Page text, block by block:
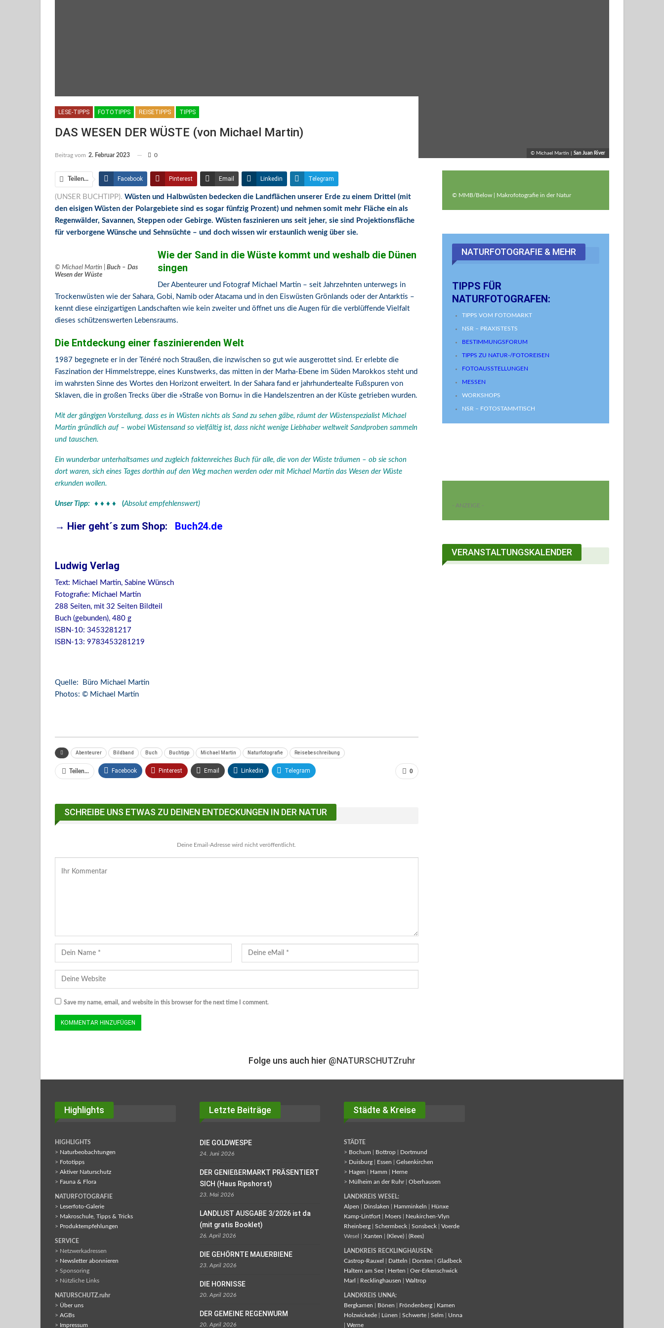
© Michael Martin | San Juan River
LESE-TIPPS FOTOTIPPS REISETIPPS TIPPS
DAS WESEN DER WÜSTE (von Michael Martin)
Beitrag vom 2. Februar 2023 0
Teilen... Facebook Pinterest Email Linkedin Telegram
Facebook Messenger
(UNSER BUCHTIPP). Wüsten und Halbwüsten bedecken die Landflächen unserer Erde zu einem Drittel (mit
den eisigen Wüsten der Polargebiete sind es sogar fünfzig Prozent) und nehmen somit mehr Fläche ein als
Regenwälder, Savannen, Steppen oder Gebirge. Wüsten faszinieren uns seit jeher, sie sind Projektionsfläche
für verborgene Wünsche und Sehnsüchte – und doch wissen wir erstaunlich wenig über sie.
© Michael Martin | Buch – Das
Wesen der Wüste
Wie der Sand in die Wüste kommt und weshalb die Dünen
singen
Der Abenteurer und Fotograf Michael Martin – seit Jahrzehnten unterwegs in
Trockenwüsten wie der Sahara, Gobi, Namib oder Atacama und in den Eiswüsten Grönlands oder der Antarktis –
kennt diese einzigartigen Landschaften wie kein zweiter und öffnet uns die Augen für die verblüffende Vielfalt
dieses schützenswerten Lebensraums.
Die Entdeckung einer faszinierenden Welt
1987 begegnete er in der Ténéré noch Straußen, die inzwischen so gut wie ausgerottet sind. Er erlebte die
Faszination der Himmelstreppe, eines Kunstwerks, das mitten in der Marha-Ebene im Süden Marokkos steht und
im wahrsten Sinne des Wortes den Horizont erweitert. In der Sahara fand er jahrhundertealte Fußspuren von
Sklaven, die in großen Trecks über die »Straße von Bornu« in die Handelszentren an der Küste getrieben wurden.
Mit der gängigen Vorstellung, dass es in Wüsten nichts als Sand zu sehen gäbe, räumt der Wüstenspezialist Michael
Martin gründlich auf – wobei Wüstensand so vielfältig ist, dass nicht wenige Liebhaber weltweit Sandproben sammeln
und tauschen.
Ein wunderbar unterhaltsames und zugleich faktenreiches Buch für alle, die von der Wüste träumen – ob sie schon
dort waren, sich eines Tages dorthin auf den Weg machen werden oder mit Michael Martin das Wesen der Wüste
erkunden wollen.
Unser Tipp: ♦ ♦ ♦ ♦ (Absolut empfehlenswert)
→ Hier geht´s zum Shop: Buch24.de
Ludwig Verlag
Text: Michael Martin, Sabine Wünsch
Fotografie: Michael Martin
288 Seiten, mit 32 Seiten Bildteil
Buch (gebunden), 480 g
ISBN-10: 3453281217
ISBN-13: 9783453281219
Quelle: Büro Michael Martin
Photos: © Michael Martin
Abenteurer Bildband Buch Buchtipp Michael Martin Naturfotografie Reisebeschreibung
0
Teilen... Facebook Pinterest Email Linkedin Telegram
SCHREIBE UNS ETWAS ZU DEINEN ENTDECKUNGEN IN DER NATUR
Deine Email-Adresse wird nicht veröffentlicht.
Save my name, email, and website in this browser for the next time I comment.
© MMB/Below | Makrofotografie in der Natur
NATURFOTOGRAFIE & MEHR
TIPPS FÜR
NATURFOTOGRAFEN:
TIPPS VOM FOTOMARKT
NSR – PRAXISTESTS
BESTIMMUNGSFORUM
TIPPS ZU NATUR-/FOTOREISEN
FOTOAUSSTELLUNGEN
MESSEN
WORKSHOPS
NSR – FOTOSTAMMTISCH
- ANZEIGE -
VERANSTALTUNGSKALENDER
Folge uns auch hier @NATURSCHUTZruhr
Highlights
HIGHLIGHTS
> Naturbeobachtungen
> Fototipps
> Aktiver Naturschutz
> Fauna & Flora
NATURFOTOGRAFIE
>
Leserfoto-Galerie
> Makroschule, Tipps & Tricks
> Produktempfehlungen
SERVICE
> Netzwerkadressen
> Newsletter abonnieren
> Sponsoring
> Nützliche Links
NATURSCHUTZ.ruhr
> Über uns
> AGBs
> Impressum
Letzte Beiträge
DIE GOLDWESPE
24. Juni 2026
DER GENIEßERMARKT PRÄSENTIERT
SICH (Haus Ripshorst)
23. Mai 2026
LANDLUST AUSGABE 3/2026 ist da
(mit gratis Booklet)
26. April 2026
DIE GEHÖRNTE MAUERBIENE
23. April 2026
DIE HORNISSE
20. April 2026
DER GEMEINE REGENWURM
20. April 2026
Städte & Kreise
STÄDTE
> Bochum Bottrop
Dortmund
> Duisburg Essen
Gelsenkirchen
> Hagen Hamm
Herne
> Mülheim an der Ruhr| Oberhausen
LANDKREIS WESEL:
Alpen
Dinslaken Hamminkeln
Hünxe
Kamp-Lintfort
Moers
Neukirchen-Vlyn
Rheinberg
Schermbeck Sonsbeck
Voerde
Wesel | Xanten (Kleve) (Rees)
LANDKREIS RECKLINGHAUSEN:
Castrop-Rauxel
Datteln Dorsten
Gladbeck
Haltern am See
Herten
Oer-Erkenschwick
Marl
Recklinghausen Waltrop
LANDKREIS UNNA:
Bergkamen
Bönen Fröndenberg
Kamen
Holzwickede
Lünen Schwerte Selm
Unna
Werne